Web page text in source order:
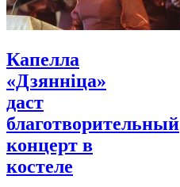
Капелла
«Дзянніца»
даст
благотворительный
концерт в
костеле